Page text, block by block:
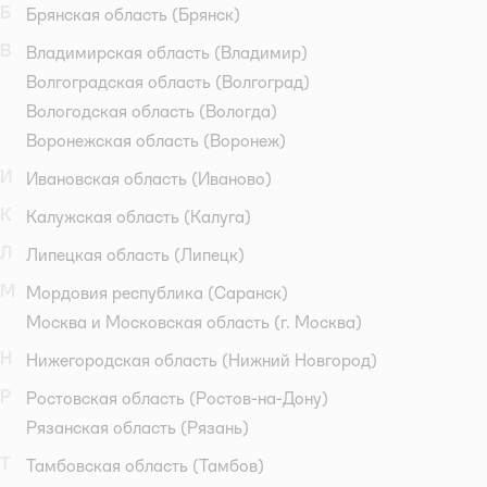
Брянская область (Брянск)
Владимирская область (Владимир)
Волгоградская область (Волгоград)
Вологодская область (Вологда)
Воронежская область (Воронеж)
Ивановская область (Иваново)
Калужская область (Калуга)
Липецкая область (Липецк)
Мордовия республика (Саранск)
Москва и Московская область (г. Москва)
Нижегородская область (Нижний Новгород)
Ростовская область (Ростов-на-Дону)
Рязанская область (Рязань)
Тамбовская область (Тамбов)